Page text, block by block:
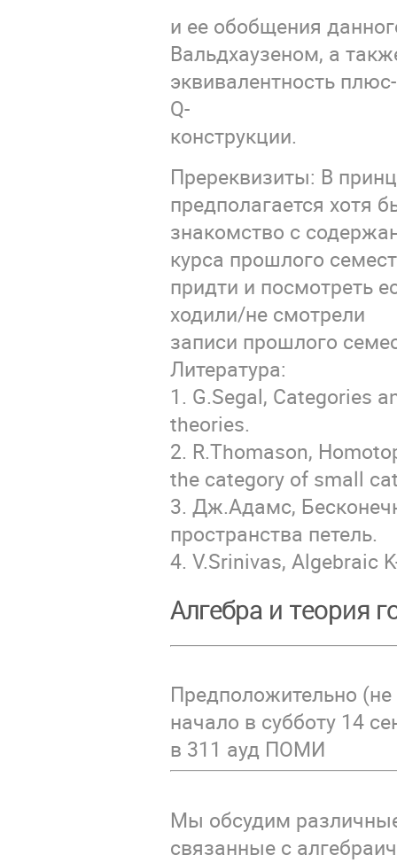
и ее обобщения
Вальдхаузеном, а
эквивалентность
Q-
конструкции.
Пререквизиты: В
предполагается хотя
знакомство с
курса прошлого
придти и посмотреть
ходили/не смотрели
записи прошлого
Литература:
1. G.Segal, Categories
theories.
2. R.Thomason,
the category of small
3. Дж.Адамс,
пространства петель.
4. V.Srinivas, Algebraic
Алгебра и теория
Предположительно (не
начало в субботу 14
в 311 ауд ПОМИ
Мы обсудим
связанные с